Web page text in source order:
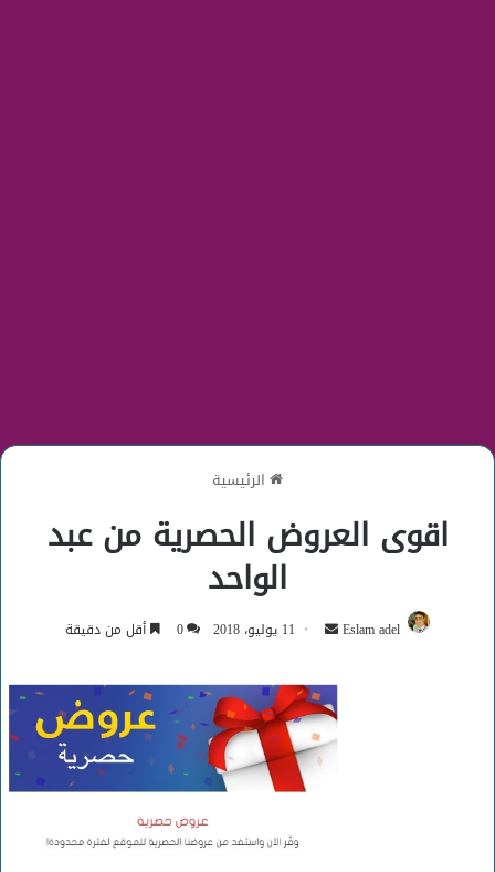
الرئيسية
اقوى العروض الحصرية من عبد
الواحد
Eslam adel
أرسل
إلكترونيا
11 يوليو، 2018 0 أقل من دقيقة